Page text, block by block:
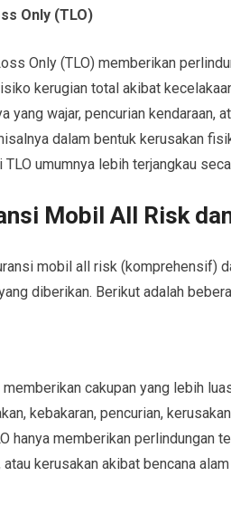
Only (TLO)
Only (TLO) memberikan
kerugian total akibat
yang wajar, pencurian kendaraan,
dalam bentuk kerusakan
TLO umumnya lebih terjangkau
Mobil All Risk
mobil all risk (komprehensif)
diberikan. Berikut adalah
cakupan yang lebih
kebakaran, pencurian,
hanya memberikan perlindungan
kerusakan akibat bencana